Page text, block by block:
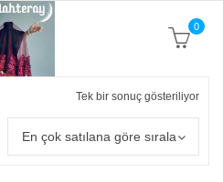
0
Tek bir sonuç gösteriliyor
En çok satılana göre sırala